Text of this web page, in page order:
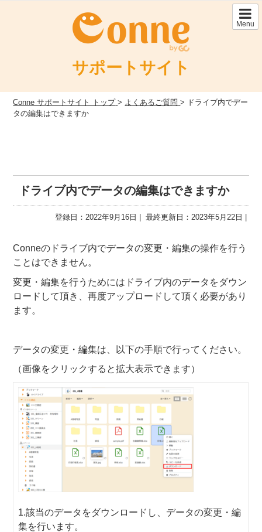
Menu
サポートサイト
Conne サポートサイト トップ > よくあるご質問 > ドライブ内でデー
タの編集はできますか
ドライブ内でデータの編集はできますか
登録日：2022年9月16日 最終更新日：2023年5月22日
Conneのドライブ内でデータの変更・編集の操作を行う
ことはできません。
変更・編集を行うためにはドライブ内のデータをダウン
ロードして頂き、再度アップロードして頂く必要があり
ます。
データの変更・編集は、以下の手順で行ってください。
（画像をクリックすると拡大表示できます）
1.該当のデータをダウンロードし、データの変更・編
集を行います。